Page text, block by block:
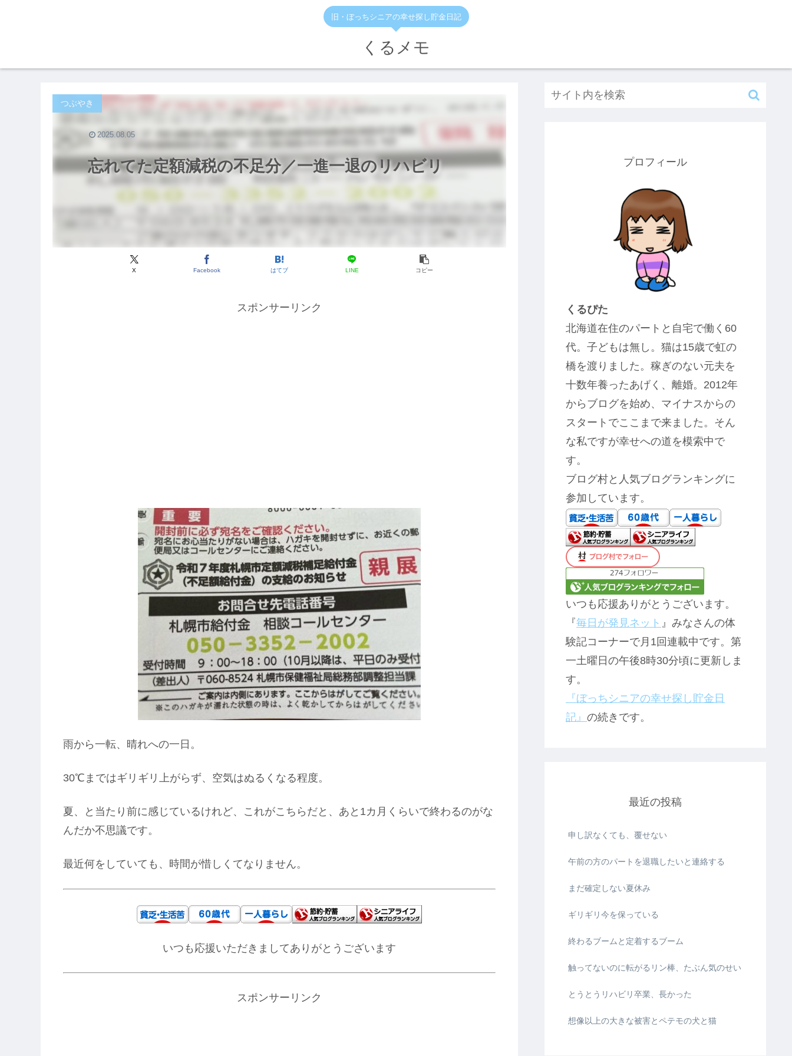
旧・ぼっちシニアの幸せ探し貯金日記
くるメモ
忘れてた定額減税の不足分／一進一退のリハビリ
つぶやき
X Facebook はてブ LINE コピー
2025.08.05
スポンサーリンク
雨から一転、晴れへの一日。
30℃まではギリギリ上がらず、空気はぬるくなる程度。
夏、と当たり前に感じているけれど、これがこちらだと、あと1カ月くらいで終わるのがな
んだか不思議です。
最近何をしていても、時間が惜しくてなりません。
いつも応援いただきましてありがとうございます
スポンサーリンク
プロフィール
くるぴた
北海道在住のパートと自宅で働く60
代。子どもは無し。猫は15歳で虹の
橋を渡りました。稼ぎのない元夫を
十数年養ったあげく、離婚。2012年
からブログを始め、マイナスからの
スタートでここまで来ました。そん
な私ですが幸せへの道を模索中で
す。
ブログ村と人気ブログランキングに
参加しています。
いつも応援ありがとうございます。
『毎日が発見ネット 』みなさんの体
験記コーナーで月1回連載中です。第
一土曜日の午後8時30分頃に更新しま
す。
『ぼっちシニアの幸せ探し貯金日
記』 の続きです。
最近の投稿
申し訳なくても、覆せない
午前の方のパートを退職したいと連絡する
まだ確定しない夏休み
ギリギリ今を保っている
終わるブームと定着するブーム
触ってないのに転がるリン棒、たぶん気のせい
とうとうリハビリ卒業、長かった
想像以上の大きな被害とペテモの犬と猫